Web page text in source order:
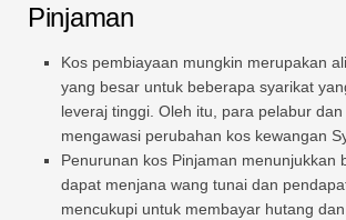
Pinjaman
Kos pembiayaan mungkin merupakan
yang besar untuk beberapa syarikat
leveraj tinggi. Oleh itu, para pelabur
mengawasi perubahan kos kewangan
Penurunan kos Pinjaman menunjukkan
dapat menjana wang tunai dan
mencukupi untuk membayar hutang